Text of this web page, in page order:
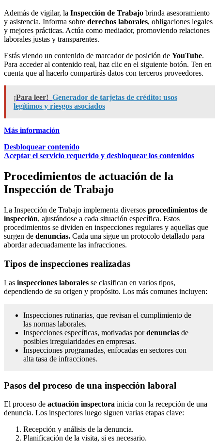
Además de vigilar, la Inspección de Trabajo brinda asesoramiento
y asistencia. Informa sobre derechos laborales, obligaciones legales
y mejores prácticas. Actúa como mediador, promoviendo relaciones
laborales justas y transparentes.
Estás viendo un contenido de marcador de posición de YouTube.
Para acceder al contenido real, haz clic en el siguiente botón. Ten en
cuenta que al hacerlo compartirás datos con terceros proveedores.
¡Para leer! Generador de tarjetas de crédito: usos
legítimos y riesgos asociados
Más información
Desbloquear contenido
Aceptar el servicio requerido y desbloquear los contenidos
Procedimientos de actuación de la
Inspección de Trabajo
La Inspección de Trabajo implementa diversos procedimientos de
inspección, ajustándose a cada situación específica. Estos
procedimientos se dividen en inspecciones regulares y aquellas que
surgen de denuncias. Cada una sigue un protocolo detallado para
abordar adecuadamente las infracciones.
Tipos de inspecciones realizadas
Las inspecciones laborales se clasifican en varios tipos,
dependiendo de su origen y propósito. Los más comunes incluyen:
Inspecciones rutinarias, que revisan el cumplimiento de
las normas laborales.
Inspecciones específicas, motivadas pordenuncias de
posibles irregularidades en empresas.
Inspecciones programadas, enfocadas en sectores con
alta tasa de infracciones.
Pasos del proceso de una inspección laboral
El proceso de actuación inspectora inicia con la recepción de una
denuncia. Los inspectores luego siguen varias etapas clave:
Recepción y análisis de la denuncia.
Planificación de la visita, si es necesario.